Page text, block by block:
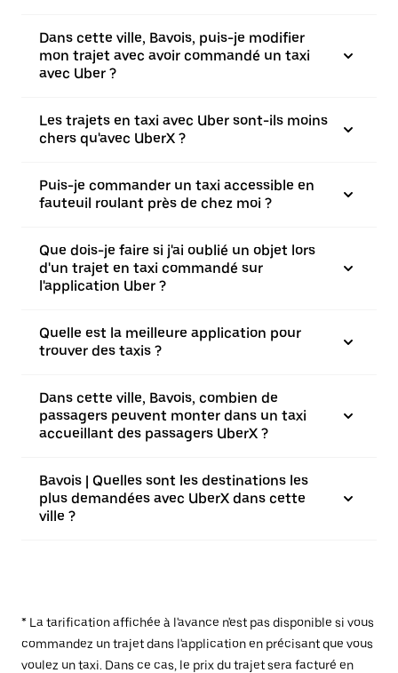
Dans cette ville, Bavois, puis-je modifier
mon trajet avec avoir commandé un taxi
avec Uber ?
Les trajets en taxi avec Uber sont-ils moins
chers qu'avec UberX ?
Puis-je commander un taxi accessible en
fauteuil roulant près de chez moi ?
Que dois-je faire si j'ai oublié un objet lors
d'un trajet en taxi commandé sur
l'application Uber ?
Quelle est la meilleure application pour
trouver des taxis ?
Dans cette ville, Bavois, combien de
passagers peuvent monter dans un taxi
accueillant des passagers UberX ?
Bavois | Quelles sont les destinations les
plus demandées avec UberX dans cette
ville ?
* La tarification affichée à l'avance n'est pas disponible si vous
commandez un trajet dans l'application en précisant que vous
voulez un taxi. Dans ce cas, le prix du trajet sera facturé en